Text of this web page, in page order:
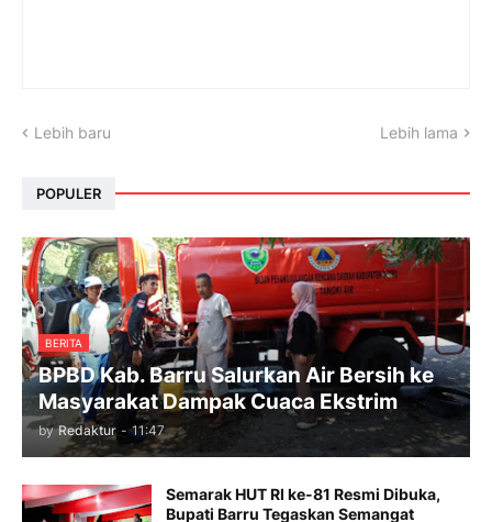
Lebih baru Lebih lama
POPULER
BERITA
BPBD Kab. Barru Salurkan Air Bersih ke
Masyarakat Dampak Cuaca Ekstrim
by Redaktur - 11:47
Semarak HUT RI ke-81 Resmi Dibuka,
Bupati Barru Tegaskan Semangat